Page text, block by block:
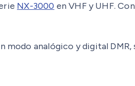
NX-3000 en VHF y UHF.
modo analógico y digital